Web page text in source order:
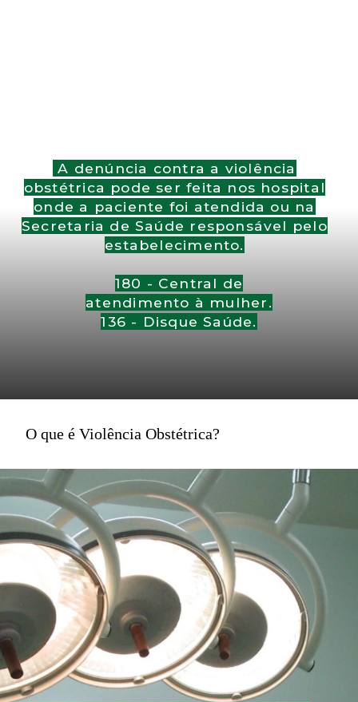
180 - Central de
atendimento à mulher.
136 - Disque Saúde.
A denúncia contra a violência
obstétrica pode ser feita nos hospital
onde a paciente foi atendida ou na
Secretaria de Saúde responsável pelo
estabelecimento.
O que é Violência Obstétrica?